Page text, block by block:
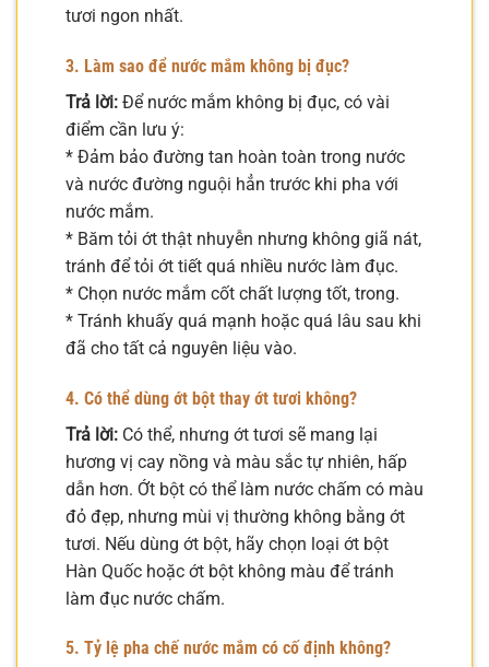
tươi ngon nhất.
3. Làm sao để nước mắm không bị đục?
Trả lời: Để nước mắm không bị đục, có vài
điểm cần lưu ý:
* Đảm bảo đường tan hoàn toàn trong nước
và nước đường nguội hẳn trước khi pha với
nước mắm.
* Băm tỏi ớt thật nhuyễn nhưng không giã nát,
tránh để tỏi ớt tiết quá nhiều nước làm đục.
* Chọn nước mắm cốt chất lượng tốt, trong.
* Tránh khuấy quá mạnh hoặc quá lâu sau khi
đã cho tất cả nguyên liệu vào.
4. Có thể dùng ớt bột thay ớt tươi không?
Trả lời: Có thể, nhưng ớt tươi sẽ mang lại
hương vị cay nồng và màu sắc tự nhiên, hấp
dẫn hơn. Ớt bột có thể làm nước chấm có màu
đỏ đẹp, nhưng mùi vị thường không bằng ớt
tươi. Nếu dùng ớt bột, hãy chọn loại ớt bột
Hàn Quốc hoặc ớt bột không màu để tránh
làm đục nước chấm.
5. Tỷ lệ pha chế nước mắm có cố định không?